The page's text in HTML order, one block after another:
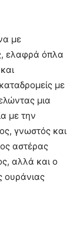
με
ελαφρά όπλα
με
μια
με την
γνωστός και
αστέρας
αλλά και ο
ουράνιας